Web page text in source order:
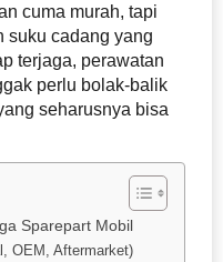
cuma murah, tapi
suku cadang yang
terjaga, perawatan
perlu bolak-balik
seharusnya bisa
Sparepart Mobil
OEM, Aftermarket)